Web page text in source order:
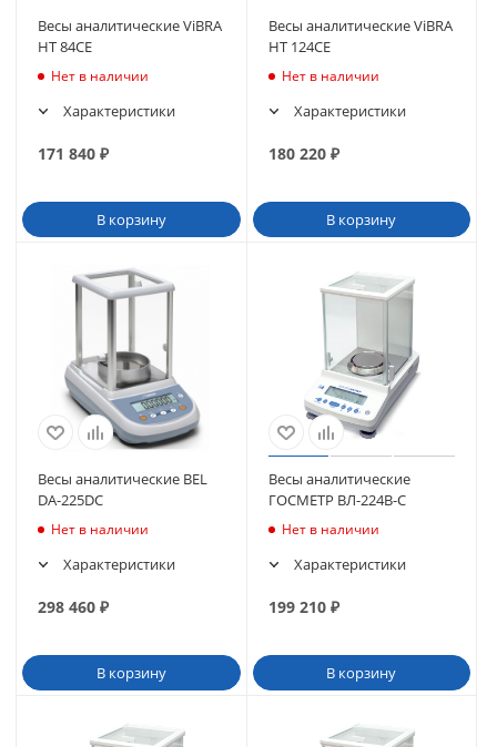
Весы аналитические ViBRA
HT 84CE
Нет в наличии
Характеристики
171 840 ₽
В корзину
Весы аналитические ViBRA
HT 124CE
Нет в наличии
Характеристики
180 220₽
В корзину
Весы аналитические BEL
DA-225DC
Нет в наличии
Характеристики
298 460 ₽
В корзину
Весы аналитические
ГОСМЕТР ВЛ-224В-С
Нет в наличии
Характеристики
199 210₽
В корзину